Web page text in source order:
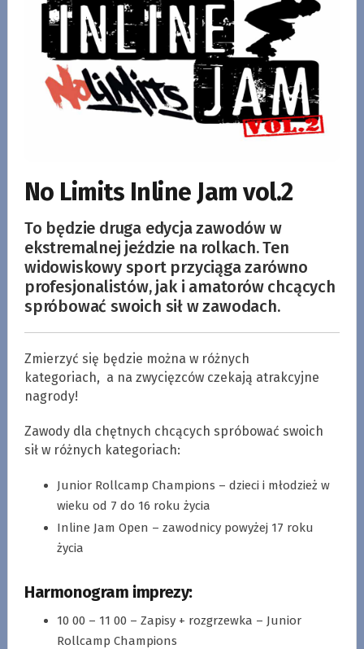
No Limits Inline Jam vol.2
To będzie druga edycja zawodów w
ekstremalnej jeździe na rolkach. Ten
widowiskowy sport przyciąga zarówno
profesjonalistów, jak i amatorów chcących
spróbować swoich sił w zawodach.
Zmierzyć się będzie można w różnych
kategoriach, a na zwycięzców czekają atrakcyjne
nagrody!
Zawody dla chętnych chcących spróbować swoich
sił w różnych kategoriach:
Junior Rollcamp Champions – dzieci i młodzież w
wieku od 7 do 16 roku życia
Inline Jam Open – zawodnicy powyżej 17 roku
życia
Harmonogram imprezy:
10 00 – 11 00 – Zapisy + rozgrzewka – Junior
Rollcamp Champions